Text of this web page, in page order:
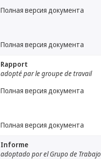
Полная версия документа
Полная версия документа
Rapport
adopté par le groupe de travail
Полная версия документа
Полная версия документа
Informe
adoptado por el Grupo de Trabajo